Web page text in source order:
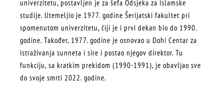
univerzitetu, postavljen je za šefa Odsjeka za islamske
studije. Utemeljio je 1977. godine Šerijatski fakultet pri
spomenutom univerzitetu, čiji je i prvi dekan bio do 1990.
godine. Također, 1977. godine je osnovao u Dohi Centar za
istraživanja sunneta i sire i postao njegov direktor. Tu
funkciju, sa kratkim prekidom (1990-1991), je obavljao sve
do svoje smrti 2022. godine.